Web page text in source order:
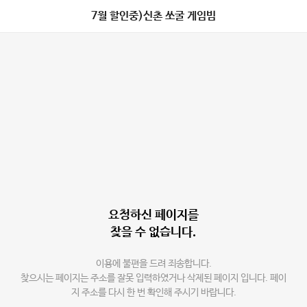
7월 할인중)신촌 쏘굴 게임빔
요청하신 페이지를
찾을 수 없습니다.
이용에 불편을 드려 죄송합니다.
찾으시는 페이지는 주소를 잘못 입력하였거나 삭제된 페이지 입니다. 페이
지 주소를 다시 한 번 확인해 주시기 바랍니다.